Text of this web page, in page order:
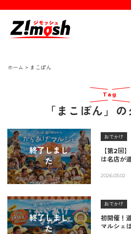
ホーム > まこぽん
Tag
「まこぽん」
終了しまし
た
おでかけ
【第2回
は名店が
2026.03.02
終了しまし
た
おでかけ
初開催！
マルシェ